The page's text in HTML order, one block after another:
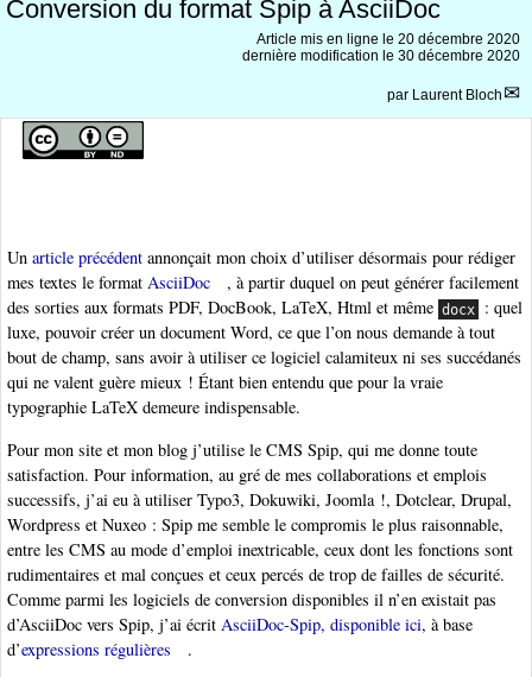
Conversion du format Spip à AsciiDoc
Article mis en ligne le 20 décembre 2020
dernière modification le 30 décembre 2020
par Laurent Bloch
Un article précédent annonçait mon choix d’utiliser désormais pour rédiger
mes textes le format AsciiDoc
, à partir duquel on peut générer facilement
des sorties aux formats PDF, DocBook, LaTeX, Html et même docx
: quel
luxe, pouvoir créer un document Word, ce que l’on nous demande à tout
bout de champ, sans avoir à utiliser ce logiciel calamiteux ni ses succédanés
qui ne valent guère mieux ! Étant bien entendu que pour la vraie
typographie LaTeX demeure indispensable.
Pour mon site et mon blog j’utilise le CMS Spip, qui me donne toute
satisfaction. Pour information, au gré de mes collaborations et emplois
successifs, j’ai eu à utiliser Typo3, Dokuwiki, Joomla !, Dotclear, Drupal,
Wordpress et Nuxeo : Spip me semble le compromis le plus raisonnable,
entre les CMS au mode d’emploi inextricable, ceux dont les fonctions sont
rudimentaires et mal conçues et ceux percés de trop de failles de sécurité.
Comme parmi les logiciels de conversion disponibles il n’en existait pas
d’AsciiDoc vers Spip, j’ai écrit AsciiDoc-Spip, disponible ici, à base
d’expressions régulières
.